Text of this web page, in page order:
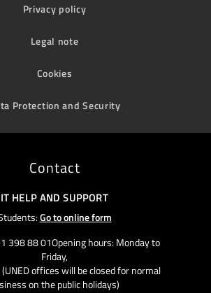
Privacy policy
Legal note
Cookies
Protection and Security
Contact
IT HELP AND SUPPORT
Go to online form
398 88 01Opening hours: Monday to
Friday,
offices will be closed for normal
on the public holidays)